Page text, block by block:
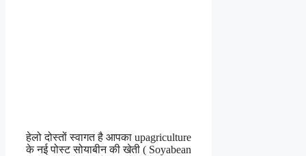
हेलो दोस्तों स्वागत है आपका upagriculture
के नई पोस्ट सोयाबीन की खेती ( Soyabean